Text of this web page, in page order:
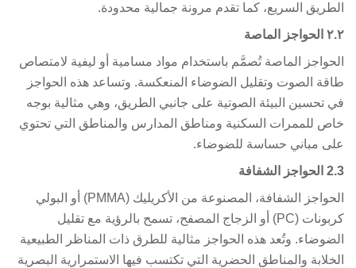
السريع، كما تقدم مرونة جمالية محدودة.
الماصة تُصمَّم باستخدام مواد مسامية أو ليفية لامتصاص
الصوت وتقليل الضوضاء المنعكسة. وتساعد هذه الحواجز
تحسين البيئة الصوتية على جانبي الطريق، وهي مثالية بوجه
للممرات السكنية ومناطق المدارس والمناطق التي تحتوي
مباني حساسة للضوضاء.
الحواجز الشفافة
الحواجز الشفافة، المصنوعة من الأكريليك (PMMA) أو البولي
كربونات (PC) أو الزجاج المصفح، تسمح بالرؤية مع تقليل
وتُعد هذه الحواجز مثالية للطرق ذات المناظر الطبيعية
والمناطق الحضرية التي تكتسب فيها الاستمرارية البصرية